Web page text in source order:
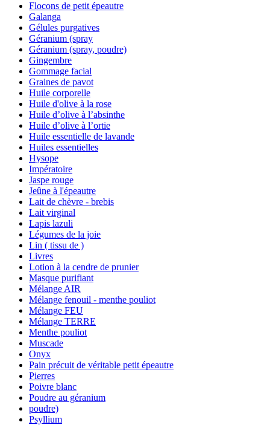
Flocons de petit épeautre
Galanga
Gélules purgatives
Géranium (spray
Géranium (spray, poudre)
Gingembre
Gommage facial
Graines de pavot
Huile corporelle
Huile d'olive à la rose
Huile d’olive à l’absinthe
Huile d’olive à l’ortie
Huile essentielle de lavande
Huiles essentielles
Hysope
Impératoire
Jaspe rouge
Jeûne à l'épeautre
Lait de chèvre - brebis
Lait virginal
Lapis lazuli
Légumes de la joie
Lin ( tissu de )
Livres
Lotion à la cendre de prunier
Masque purifiant
Mélange AIR
Mélange fenouil - menthe pouliot
Mélange FEU
Mélange TERRE
Menthe pouliot
Muscade
Onyx
Pain précuit de véritable petit épeautre
Pierres
Poivre blanc
Poudre au géranium
poudre)
Psyllium